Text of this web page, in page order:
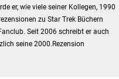
er, wie viele seiner Kollegen, 1990
zu Star Trek Büchern
Seit 2006 schreibt er auch
seine 2000.Rezension